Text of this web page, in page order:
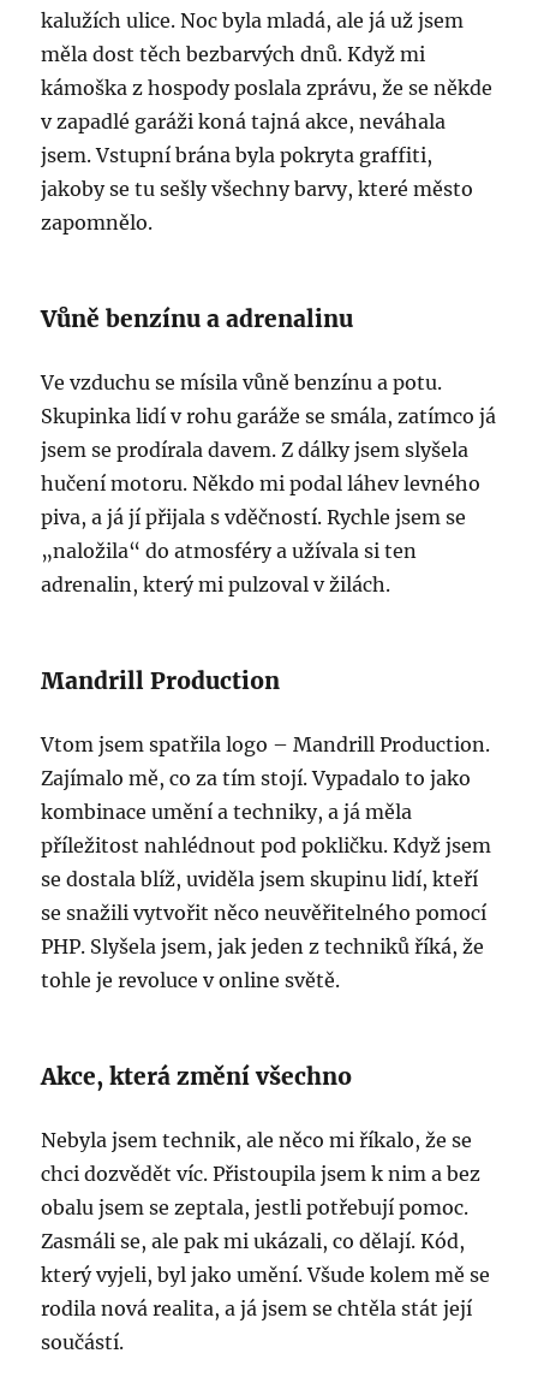
kalužích ulice. Noc byla mladá, ale já už jsem
měla dost těch bezbarvých dnů. Když mi
kámoška z hospody poslala zprávu, že se někde
v zapadlé garáži koná tajná akce, neváhala
jsem. Vstupní brána byla pokryta graffiti,
jakoby se tu sešly všechny barvy, které město
zapomnělo.
Vůně benzínu a adrenalinu
Ve vzduchu se mísila vůně benzínu a potu.
Skupinka lidí v rohu garáže se smála, zatímco já
jsem se prodírala davem. Z dálky jsem slyšela
hučení motoru. Někdo mi podal láhev levného
piva, a já jí přijala s vděčností. Rychle jsem se
„naložila“ do atmosféry a užívala si ten
adrenalin, který mi pulzoval v žilách.
Mandrill Production
Vtom jsem spatřila logo – Mandrill Production.
Zajímalo mě, co za tím stojí. Vypadalo to jako
kombinace umění a techniky, a já měla
příležitost nahlédnout pod pokličku. Když jsem
se dostala blíž, uviděla jsem skupinu lidí, kteří
se snažili vytvořit něco neuvěřitelného pomocí
PHP. Slyšela jsem, jak jeden z techniků říká, že
tohle je revoluce v online světě.
Akce, která změní všechno
Nebyla jsem technik, ale něco mi říkalo, že se
chci dozvědět víc. Přistoupila jsem k nim a bez
obalu jsem se zeptala, jestli potřebují pomoc.
Zasmáli se, ale pak mi ukázali, co dělají. Kód,
který vyjeli, byl jako umění. Všude kolem mě se
rodila nová realita, a já jsem se chtěla stát její
součástí.